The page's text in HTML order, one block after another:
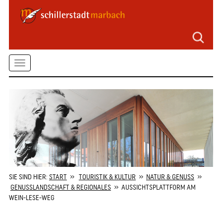
Seitenbereiche
springen
Zum
Inhalt
springen
Kontaktformular
Startseite
Toggle
SIE SIND HIER: START» TOURISTIK & KULTUR » NATUR & GENUSS»
GENUSSLANDSCHAFT & REGIONALES» AUSSICHTSPLATTFORM AM
WEIN-LESE-WEG